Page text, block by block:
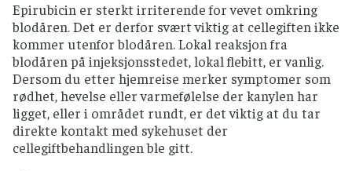
Epirubicin er sterkt irriterende for vevet omkring
blodåren. Det er derfor svært viktig at cellegiften ikke
kommer utenfor blodåren. Lokal reaksjon fra
blodåren på injeksjonsstedet, lokal flebitt, er vanlig.
Dersom du etter hjemreise merker symptomer som
rødhet, hevelse eller varmefølelse der kanylen har
ligget, eller i området rundt, er det viktig at du tar
direkte kontakt med sykehuset der
cellegiftbehandlingen ble gitt.